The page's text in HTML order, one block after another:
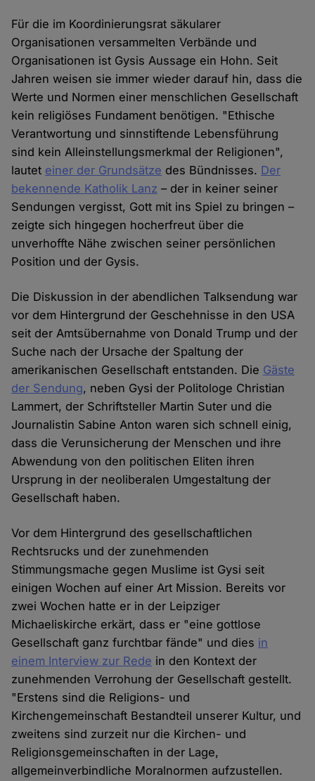
Für die im Koordinierungsrat säkularer
Organisationen versammelten Verbände und
Organisationen ist Gysis Aussage ein Hohn. Seit
Jahren weisen sie immer wieder darauf hin, dass die
Werte und Normen einer menschlichen Gesellschaft
kein religiöses Fundament benötigen. "Ethische
Verantwortung und sinnstiftende Lebensführung
sind kein Alleinstellungsmerkmal der Religionen",
lautet einer der Grundsätze des Bündnisses. Der
bekennende Katholik Lanz – der in keiner seiner
Sendungen vergisst, Gott mit ins Spiel zu bringen –
zeigte sich hingegen hocherfreut über die
unverhoffte Nähe zwischen seiner persönlichen
Position und der Gysis.
Die Diskussion in der abendlichen Talksendung war
vor dem Hintergrund der Geschehnisse in den USA
seit der Amtsübernahme von Donald Trump und der
Suche nach der Ursache der Spaltung der
amerikanischen Gesellschaft entstanden. Die Gäste
der Sendung, neben Gysi der Politologe Christian
Lammert, der Schriftsteller Martin Suter und die
Journalistin Sabine Anton waren sich schnell einig,
dass die Verunsicherung der Menschen und ihre
Abwendung von den politischen Eliten ihren
Ursprung in der neoliberalen Umgestaltung der
Gesellschaft haben.
Vor dem Hintergrund des gesellschaftlichen
Rechtsrucks und der zunehmenden
Stimmungsmache gegen Muslime ist Gysi seit
einigen Wochen auf einer Art Mission. Bereits vor
zwei Wochen hatte er in der Leipziger
Michaeliskirche erkärt, dass er "eine gottlose
Gesellschaft ganz furchtbar fände" und dies in
einem Interview zur Rede in den Kontext der
zunehmenden Verrohung der Gesellschaft gestellt.
"Erstens sind die Religions- und
Kirchengemeinschaft Bestandteil unserer Kultur, und
zweitens sind zurzeit nur die Kirchen- und
Religionsgemeinschaften in der Lage,
allgemeinverbindliche Moralnormen aufzustellen.